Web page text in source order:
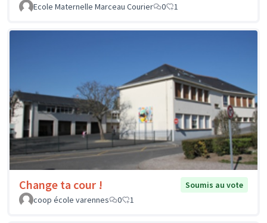
Ecole Maternelle Marceau Courier
0 1
Change ta cour !
Soumis au vote
coop école varennes
0 1